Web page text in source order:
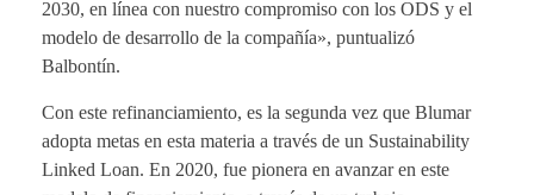
2030, en línea con nuestro compromiso con los ODS y el
modelo de desarrollo de la compañía», puntualizó
Balbontín.
Con este refinanciamiento, es la segunda vez que Blumar
adopta metas en esta materia a través de un Sustainability
Linked Loan. En 2020, fue pionera en avanzar en este